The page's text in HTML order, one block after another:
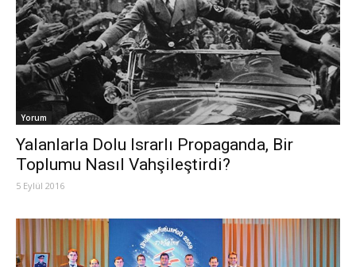
Yorum
Yalanlarla Dolu Israrlı Propaganda, Bir
Toplumu Nasıl Vahşileştirdi?
5 Eylül 2016